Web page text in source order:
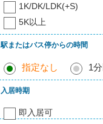
1K/DK/LDK(+S)
5K以上
駅またはバス停からの時間
指定なし 1
入居時期
即入居可